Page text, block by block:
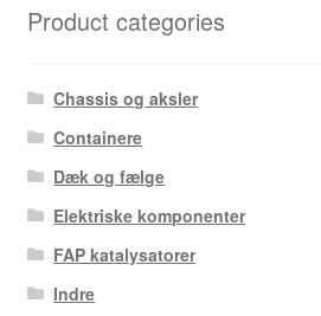
Product categories
Chassis og aksler
Containere
Dæk og fælge
Elektriske komponenter
FAP katalysatorer
Indre